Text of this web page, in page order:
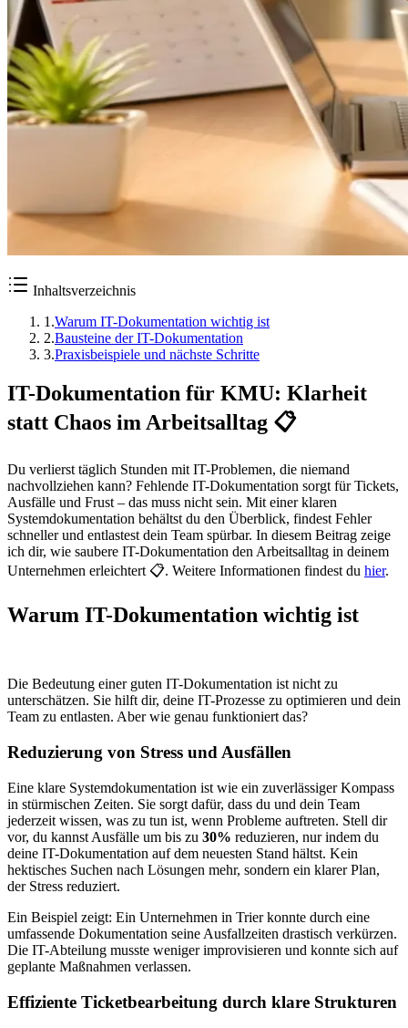
Inhaltsverzeichnis
1 .Warum IT-Dokumentation wichtig ist
2.Bausteine der IT-Dokumentation
3.Praxisbeispiele und nächste Schritte
IT-Dokumentation für KMU: Klarheit
statt Chaos im Arbeitsalltag 📋
Du verlierst täglich Stunden mit IT-Problemen, die niemand
nachvollziehen kann? Fehlende IT-Dokumentation sorgt für Tickets,
Ausfälle und Frust – das muss nicht sein. Mit einer klaren
Systemdokumentation behältst du den Überblick, findest Fehler
schneller und entlastest dein Team spürbar. In diesem Beitrag zeige
ich dir, wie saubere IT-Dokumentation den Arbeitsalltag in deinem
Unternehmen erleichtert 📋. Weitere Informationen findest du hier.
Warum IT-Dokumentation wichtig ist
Die Bedeutung einer guten IT-Dokumentation ist nicht zu
unterschätzen. Sie hilft dir, deine IT-Prozesse zu optimieren und dein
Team zu entlasten. Aber wie genau funktioniert das?
Reduzierung von Stress und Ausfällen
Eine klare Systemdokumentation ist wie ein zuverlässiger Kompass
in stürmischen Zeiten. Sie sorgt dafür, dass du und dein Team
jederzeit wissen, was zu tun ist, wenn Probleme auftreten. Stell dir
vor, du kannst Ausfälle um bis zu 30% reduzieren, nur indem du
deine IT-Dokumentation auf dem neuesten Stand hältst. Kein
hektisches Suchen nach Lösungen mehr, sondern ein klarer Plan,
der Stress reduziert.
Ein Beispiel zeigt: Ein Unternehmen in Trier konnte durch eine
umfassende Dokumentation seine Ausfallzeiten drastisch verkürzen.
Die IT-Abteilung musste weniger improvisieren und konnte sich auf
geplante Maßnahmen verlassen.
Effiziente Ticketbearbeitung durch klare Strukturen